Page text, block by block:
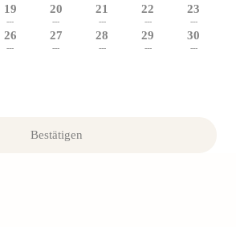
19
---
20
---
21
---
22
---
23
---
26
---
27
---
28
---
29
---
30
---
Bestätigen